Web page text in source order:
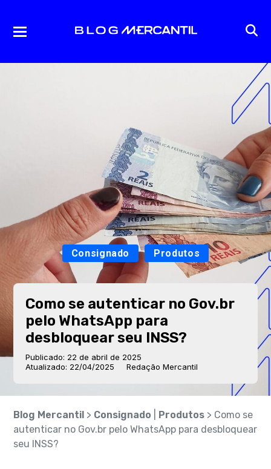
Consignado Produtos
Como se autenticar no Gov.br
pelo WhatsApp para
desbloquear seu INSS?
Publicado: 22 de abril de 2025
Atualizado: 22/04/2025
Redação Mercantil
Blog Mercantil > Consignado Produtos > Como se
autenticar no Gov.br pelo WhatsApp para desbloquear
seu INSS?